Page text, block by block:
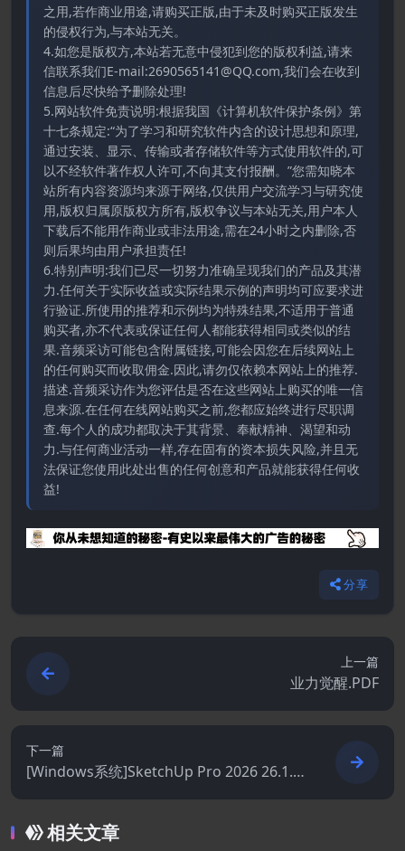
之用,若作商业用途,请购买正版,由于未及时购买正版发生
的侵权行为,与本站无关。
4.如您是版权方,本站若无意中侵犯到您的版权利益,请来
信联系我们E-mail:2690565141@QQ.com,我们会在收到
信息后尽快给予删除处理!
5.网站软件免责说明:根据我国《计算机软件保护条例》第
十七条规定:“为了学习和研究软件内含的设计思想和原理,
通过安装、显示、传输或者存储软件等方式使用软件的,可
以不经软件著作权人许可,不向其支付报酬。”您需知晓本
站所有内容资源均来源于网络,仅供用户交流学习与研究使
用,版权归属原版权方所有,版权争议与本站无关,用户本人
下载后不能用作商业或非法用途,需在24小时之内删除,否
则后果均由用户承担责任!
6.特别声明:我们已尽一切努力准确呈现我们的产品及其潜
力.任何关于实际收益或实际结果示例的声明均可应要求进
行验证.所使用的推荐和示例均为特殊结果,不适用于普通
购买者,亦不代表或保证任何人都能获得相同或类似的结
果.音频采访可能包含附属链接,可能会因您在后续网站上
的任何购买而收取佣金.因此,请勿仅依赖本网站上的推荐.
描述.音频采访作为您评估是否在这些网站上购买的唯一信
息来源.在任何在线网站购买之前,您都应始终进行尽职调
查.每个人的成功都取决于其背景、奉献精神、渴望和动
力.与任何商业活动一样,存在固有的资本损失风险,并且无
法保证您使用此处出售的任何创意和产品就能获得任何收
益!
分享
上一篇
业力觉醒.PDF
下一篇
[Windows系统]SketchUp Pro 2026 26.1.2
相关文章